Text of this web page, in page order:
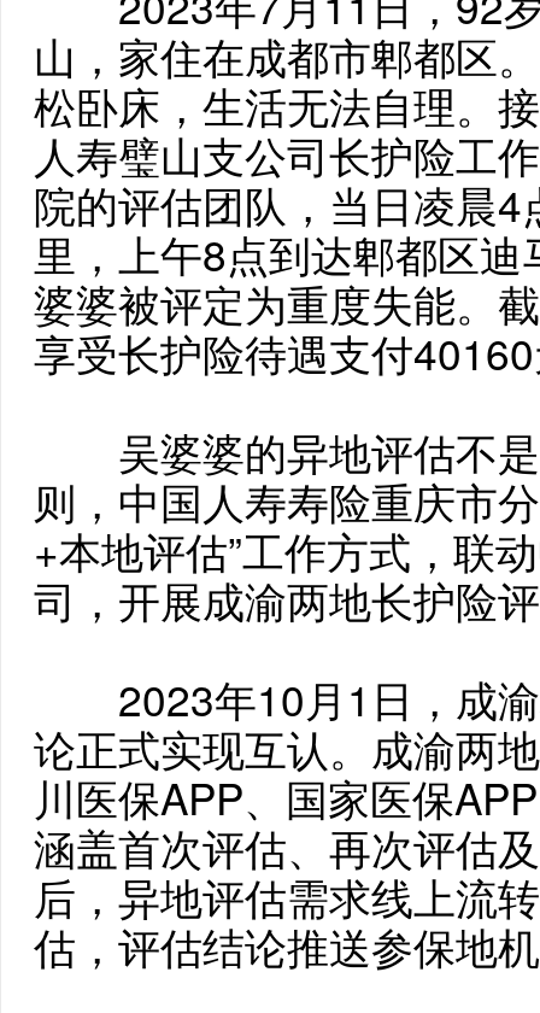
山，家住在成都市郫都区
松卧床，生活无法自理。
人寿璧山支公司长护险工
院的评估团队，当日凌晨
里，上午8点到达郫都区
婆婆被评定为重度失能。
享受长护险待遇支付
吴婆婆的异地评估不是
则，中国人寿寿险重庆市
+本地评估”工作方式，联
司，开展成渝两地长护险
2023年10月1日，成渝
论正式实现互认。成渝两
川医保APP、国家医保
涵盖首次评估、再次评估
后，异地评估需求线上流
估，评估结论推送参保地